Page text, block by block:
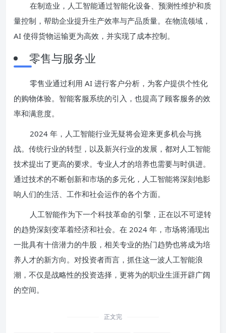
在制造业，人工智能通过智能化设备、预测性维护和质
量控制，帮助企业提升生产效率与产品质量。在物流领域，
AI 使得货物运输更为高效，并实现了成本控制。
零售与服务业
零售业通过利用 AI 进行客户分析，为客户提供个性化
的购物体验。智能客服系统的引入，也提高了顾客服务的效
率和满意度。
2024 年，人工智能行业无疑将会迎来更多机会与挑
战。传统行业的转型，以及新兴行业的发展，都对人工智能
技术提出了更高的要求。专业人才的培养也需要与时俱进。
通过技术的不断创新和市场的多元化，人工智能将深刻地影
响人们的生活、工作和社会运作的各个方面。
人工智能作为下一个科技革命的引擎，正在以不可逆转
的趋势深刻变革着经济和社会。在 2024 年，市场将涌现出
一批具有十倍潜力的牛股，相关专业的热门趋势也将成为培
养人才的新方向。对投资者而言，抓住这一波人工智能浪
潮，不仅是战略性的投资选择，更将为的职业生涯开辟广阔
的空间。
正文完